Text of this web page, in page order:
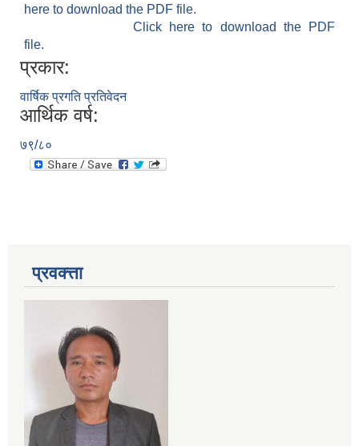
here to download the PDF file.
Click here to download the PDF
file.
प्रकार:
वार्षिक प्रगति प्रतिवेदन
आर्थिक वर्ष:
७९/८०
प्रवक्त्ता